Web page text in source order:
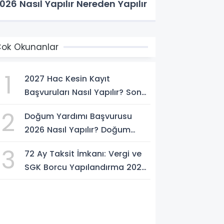
Nasıl Yapılır Nereden Yapılır
Okunanlar
1
2027 Hac Kesin Kayıt
Başvuruları Nasıl Yapılır? Son
2
Doğum Yardımı Başvurusu
2026 Nasıl Yapılır? Doğum
3
72 Ay Taksit İmkanı: Vergi ve
SGK Borcu Yapılandırma 2026